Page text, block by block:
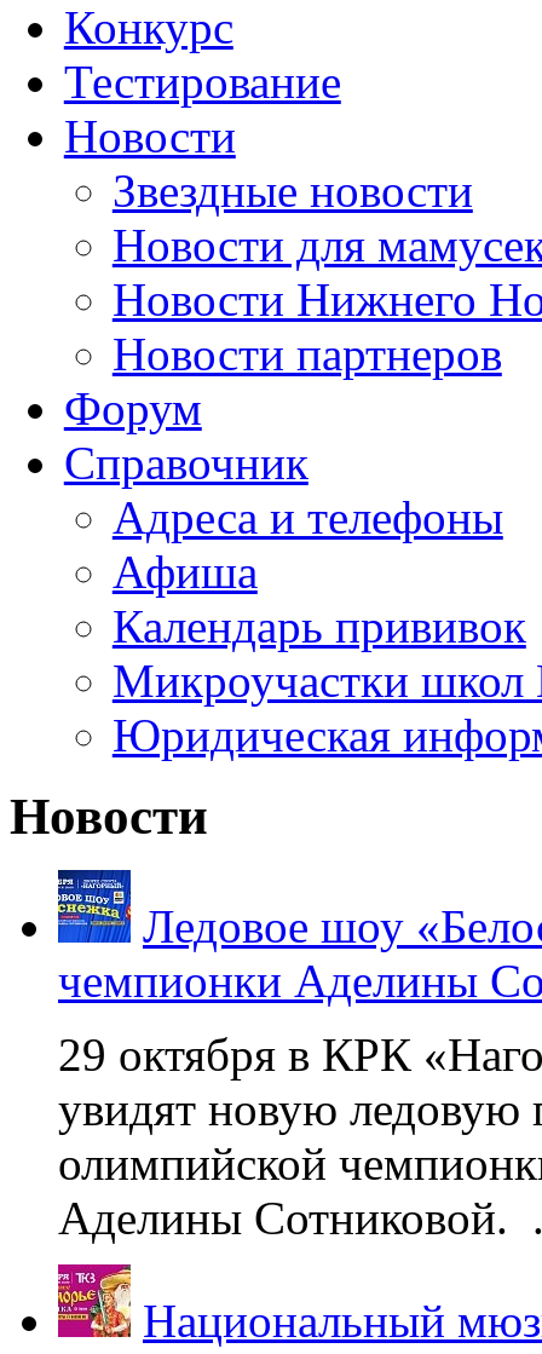
Конкурс
Тестирование
Новости
Звездные новости
Новости для
Новости Нижнего
Новости партнеров
Форум
Справочник
Адреса и телефоны
Афиша
Календарь прививок
Микроучастки школ
Юридическая
Новости
Ледовое шоу
чемпионки Аделины
29 октября в КРК
увидят новую ледовую
олимпийской
Аделины Сотниковой.
Национальный